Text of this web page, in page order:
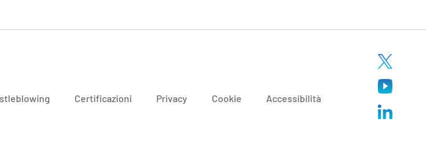
Certificazioni Privacy Cookie Accessibilità